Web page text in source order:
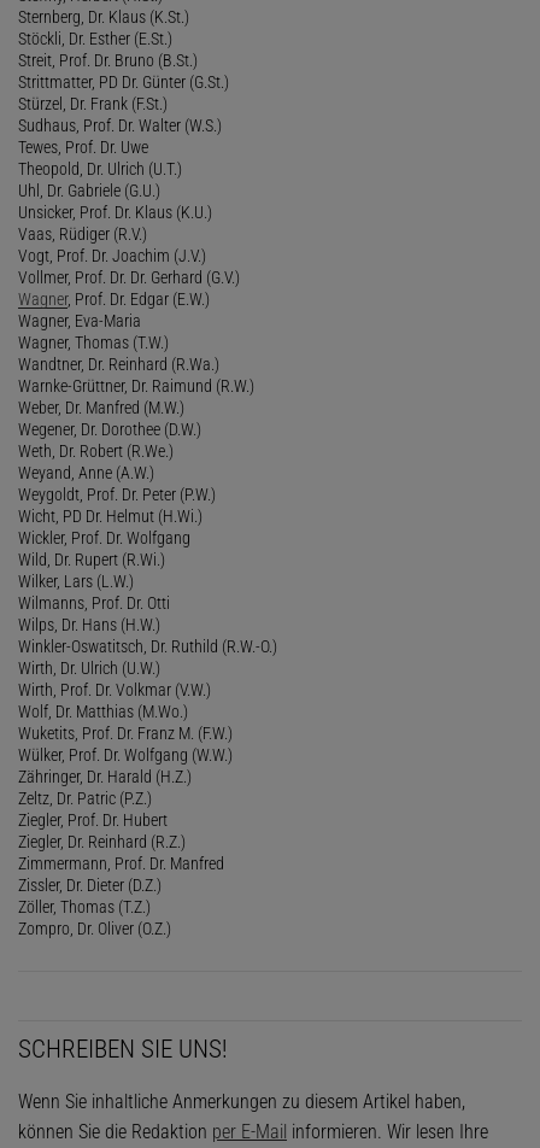
Sternberg, Dr. Klaus (K.St.)
Stöckli, Dr. Esther (E.St.)
Streit, Prof. Dr. Bruno (B.St.)
Strittmatter, PD Dr. Günter (G.St.)
Stürzel, Dr. Frank (F.St.)
Sudhaus, Prof. Dr. Walter (W.S.)
Tewes, Prof. Dr. Uwe
Theopold, Dr. Ulrich (U.T.)
Uhl, Dr. Gabriele (G.U.)
Unsicker, Prof. Dr. Klaus (K.U.)
Vaas, Rüdiger (R.V.)
Vogt, Prof. Dr. Joachim (J.V.)
Vollmer, Prof. Dr. Dr. Gerhard (G.V.)
Wagner, Prof. Dr. Edgar (E.W.)
Wagner, Eva-Maria
Wagner, Thomas (T.W.)
Wandtner, Dr. Reinhard (R.Wa.)
Warnke-Grüttner, Dr. Raimund (R.W.)
Weber, Dr. Manfred (M.W.)
Wegener, Dr. Dorothee (D.W.)
Weth, Dr. Robert (R.We.)
Weyand, Anne (A.W.)
Weygoldt, Prof. Dr. Peter (P.W.)
Wicht, PD Dr. Helmut (H.Wi.)
Wickler, Prof. Dr. Wolfgang
Wild, Dr. Rupert (R.Wi.)
Wilker, Lars (L.W.)
Wilmanns, Prof. Dr. Otti
Wilps, Dr. Hans (H.W.)
Winkler-Oswatitsch, Dr. Ruthild (R.W.-O.)
Wirth, Dr. Ulrich (U.W.)
Wirth, Prof. Dr. Volkmar (V.W.)
Wolf, Dr. Matthias (M.Wo.)
Wuketits, Prof. Dr. Franz M. (F.W.)
Wülker, Prof. Dr. Wolfgang (W.W.)
Zähringer, Dr. Harald (H.Z.)
Zeltz, Dr. Patric (P.Z.)
Ziegler, Prof. Dr. Hubert
Ziegler, Dr. Reinhard (R.Z.)
Zimmermann, Prof. Dr. Manfred
Zissler, Dr. Dieter (D.Z.)
Zöller, Thomas (T.Z.)
Zompro, Dr. Oliver (O.Z.)
SCHREIBEN SIE UNS!
Wenn Sie inhaltliche Anmerkungen zu diesem Artikel haben,
können Sie die Redaktion per E-Mail informieren. Wir lesen Ihre